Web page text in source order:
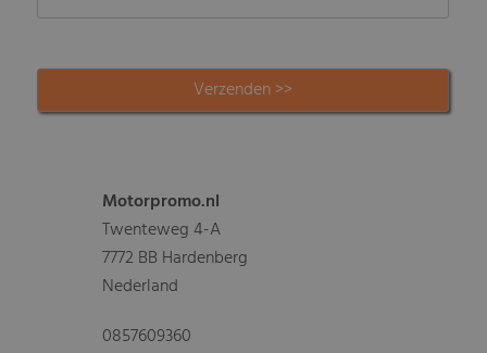
Motorpromo.nl
Twenteweg 4-A
7772 BB Hardenberg
Nederland
0857609360